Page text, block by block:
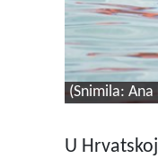
(Snimila: Ana
U